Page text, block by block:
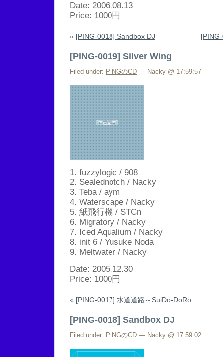
Date: 2006.08.13
Price: 1000円
« [PING-0018] Sandbox DJ
[PING-0019] Silver Wing
Filed under: PINGのCD — Nacky @ 17:59:57
1. fuzzylogic / 908
2. Sealednotch / Nacky
3. Teba / aym
4. Waterscape / Nacky
5. 紙飛行機 / STCn
6. Migratory / Nacky
7. Iced Aqualium / Nacky
8. init 6 / Yusuke Noda
9. Meltwater / Nacky
Date: 2005.12.30
Price: 1000円
« [PING-0017] 水道道路～SuiDo-DoRo
[PING-0018] Sandbox DJ
Filed under: PINGのCD — Nacky @ 17:59:02